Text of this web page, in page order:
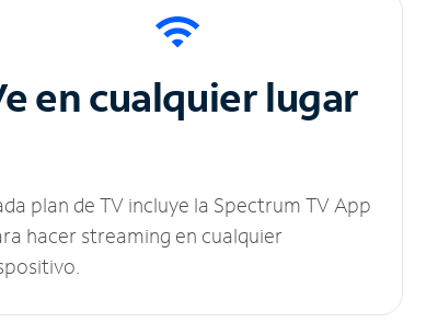
en cualquier lugar
plan de TV incluye la Spectrum TV App
hacer streaming en cualquier